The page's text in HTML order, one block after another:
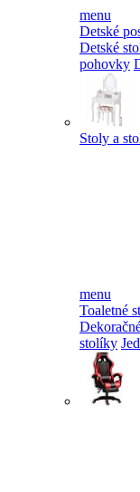
menu
Detské
Detské
pohovky
Stoly a
menu
Toaletné
stolíky